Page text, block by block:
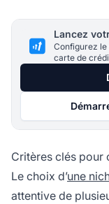
Lancez
Configurez le
carte de
Critères clés pour
Le choix d’une
attentive de